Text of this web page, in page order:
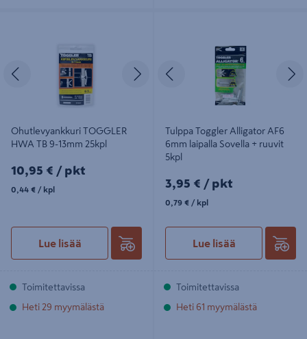
Edellinen Seuraava
Ohutlevyankkuri TOGGLER
HWA TB 9-13mm 25kpl
10,95€/pkt
10,95 € / pkt
0,44€/kpl
0,44 € / kpl
Lue lisää
Toimitettavissa
Heti 29 myymälästä
Edellinen
Tulppa Toggler Alligator AF6
6mm laipalla Sovella + ruuvit
5kpl
3,95€/pkt
3,95 € / pkt
0,79€/kpl
0,79 € / kpl
Lue lisää
Toimitettavissa
Heti 61 myymälästä